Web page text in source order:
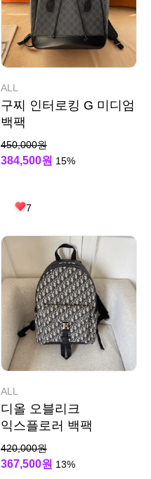
ALL
구찌 인터로킹 G 미디엄
백팩
450,000원
384,500원 15%
7
ALL
디올 오블리크
익스플로러 백팩
420,000원
367,500원 13%